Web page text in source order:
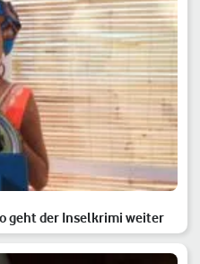
geht der Inselkrimi weiter